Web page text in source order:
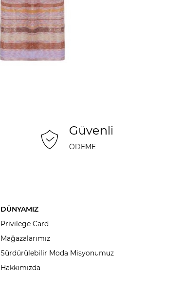
Güvenli
ÖDEME
DÜNYAMIZ
Privilege Card
Mağazalarımız
Sürdürülebilir Moda Misyonumuz
Hakkımızda